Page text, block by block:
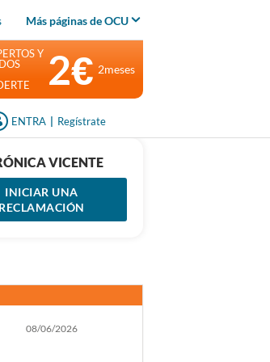
Más páginas de OCU
ENTRA Regístrate
Y 2€ 2meses
VICENTE
INICIAR UNA
RECLAMACIÓN
08/06/2026